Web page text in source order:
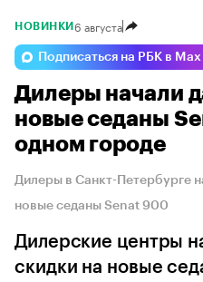
НОВИНКИ 6 августа
Подписаться на РБК в Max
Дилеры начали
новые седаны
одном городе
Дилеры в Санкт-Петербурге
новые седаны Senat 900
Дилерские центры
скидки на новые